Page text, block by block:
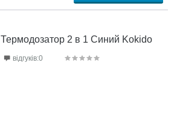
Термодозатор 2 в 1 Синий Kokido
відгуків:0